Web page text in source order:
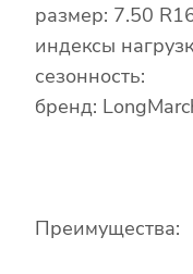
размер: 7.50
индексы
сезонность:
бренд:
Преимущества: